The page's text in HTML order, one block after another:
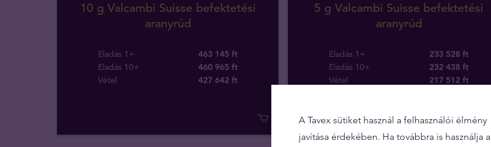
10 g Valcambi Suisse befektetési
aranyrúd
Eladás 1+
463 145 ft
Eladás 10+
460 965 ft
Vétel
427 642 ft
5 g Valcambi Suisse befektetési
aranyrúd
Eladás 1+
233 528 ft
Eladás 10+
232 438 ft
Vétel
217 512 ft
A Tavex sütiket használ a felhasználói élmény
javítása érdekében. Ha továbbra is használja a